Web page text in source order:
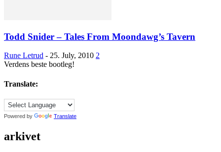
Todd Snider – Tales From Moondawg’s Tavern
Rune Letrud - 25. July, 2010 2
Verdens beste bootleg!
Translate:
Powered by Translate
arkivet